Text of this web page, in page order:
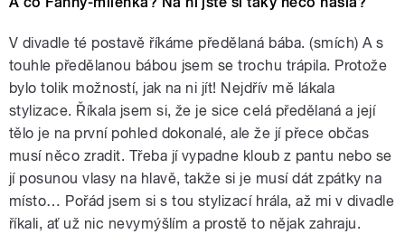
V divadle té postavě říkáme předělaná bába. (smích) A s
touhle předělanou bábou jsem se trochu trápila. Protože
bylo tolik možností, jak na ni jít! Nejdřív mě lákala
stylizace. Říkala jsem si, že je sice celá předělaná a její
tělo je na první pohled dokonalé, ale že jí přece občas
musí něco zradit. Třeba jí vypadne kloub z pantu nebo se
jí posunou vlasy na hlavě, takže si je musí dát zpátky na
místo… Pořád jsem si s tou stylizací hrála, až mi v divadle
říkali, ať už nic nevymýšlím a prostě to nějak zahraju.